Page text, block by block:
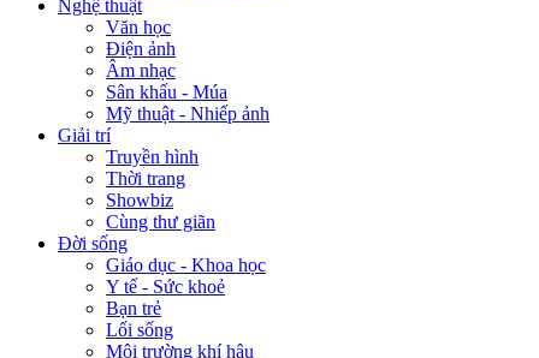
Nghệ thuật
Văn học
Điện ảnh
Âm nhạc
Sân khấu - Múa
Mỹ thuật - Nhiếp ảnh
Giải trí
Truyền hình
Thời trang
Showbiz
Cùng thư giãn
Đời sống
Giáo dục - Khoa học
Y tế - Sức khoẻ
Bạn trẻ
Lối sống
Môi trường khí hậu